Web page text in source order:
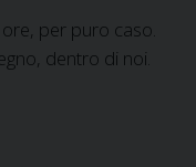
per puro caso.
dentro di noi.